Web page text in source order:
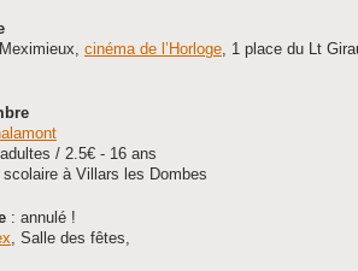
cinéma de l’Horloge , 1 place du Lt
/ 2.5€ - 16 ans
à Villars les Dombes
: annulé !
, Salle des fêtes,